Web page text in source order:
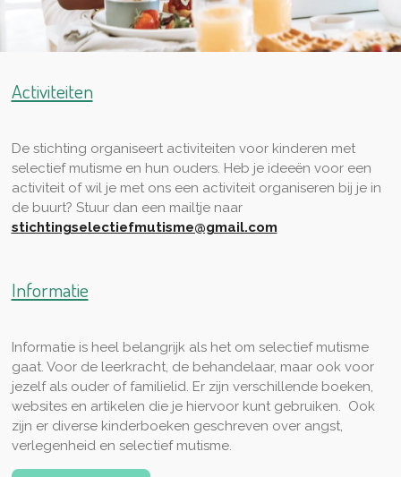
Activiteiten
De stichting organiseert activiteiten voor kinderen met
selectief mutisme en hun ouders. Heb je ideeën voor een
activiteit of wil je met ons een activiteit organiseren bij je in
de buurt? Stuur dan een mailtje naar
stichtingselectiefmutisme@gmail.com
Informatie
Informatie is heel belangrijk als het om selectief mutisme
gaat. Voor de leerkracht, de behandelaar, maar ook voor
jezelf als ouder of familielid. Er zijn verschillende boeken,
websites en artikelen die je hiervoor kunt gebruiken. Ook
zijn er diverse kinderboeken geschreven over angst,
verlegenheid en selectief mutisme.